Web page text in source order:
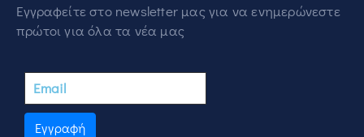
Εγγραφείτε στο newsletter μας για να ενημερώνεστε
πρώτοι για όλα τα νέα μας
Εγγραφή